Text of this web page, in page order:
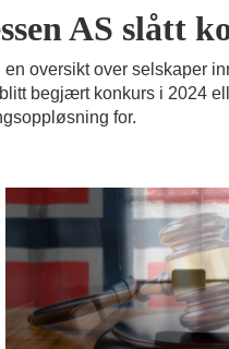
AS slått
oversikt over selskaper
begjært konkurs i 2024
for.